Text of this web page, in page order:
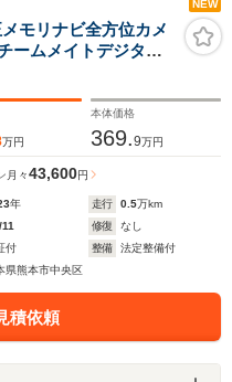
NEW
モリナビ全方位カメ
ームメイトデジタル
ダービルトイン
ステアリングヒータ
万円
本体価格
369.9万円
月々43,600円
年 走行 0.5万km
修復
なし
付 整備
法定整備付
県熊本市中央区
積依頼